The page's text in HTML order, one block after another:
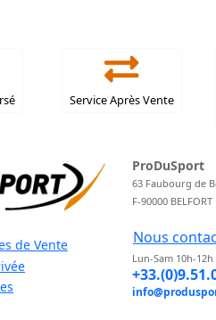
Service Après Vente
de Vente
ProDuSport
63 Faubourg de
F-90000 BELFORT
Nous
Lun-Sam 10h-12h